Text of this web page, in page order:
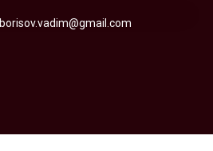
borisov.vadim@gmail.com